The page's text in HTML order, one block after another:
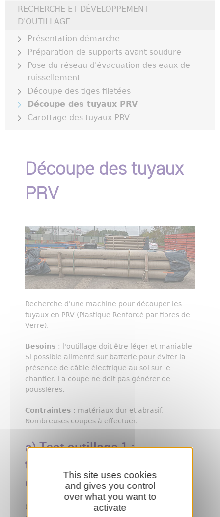
RECHERCHE ET DÉVELOPPEMENT
D'OUTILLAGE
Présentation démarche
Préparation de supports avant soudure
Pose du réseau d'évacuation des eaux de
ruissellement
Découpe des tiges filetées
Découpe des tuyaux PRV
Carottage des tuyaux PRV
Découpe des tuyaux
PRV
Recherche d'une machine pour découper les
tuyaux en PRV (Plastique Renforcé par fibres de
Verre).
Besoins : l'outillage doit être léger et maniable.
Si possible alimenté sur batterie pour éviter la
présence de câble électrique au sol sur le
chantier. La coupe ne doit pas générer de
poussières.
Contraintes : matériaux dur et abrasif.
Nombreuses coupes à effectuer.
a) Test outillage 1 :
tronçonneuse sur batterie +
disque diamant
(Poids : 12,2kg, avec les 2 batteries - Profondeur
This site uses cookies
and gives you control
over what you want to
activate